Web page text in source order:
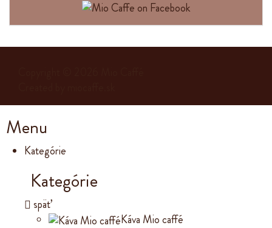
Menu
Kategórie
Kategórie
späť
Káva Mio caffé